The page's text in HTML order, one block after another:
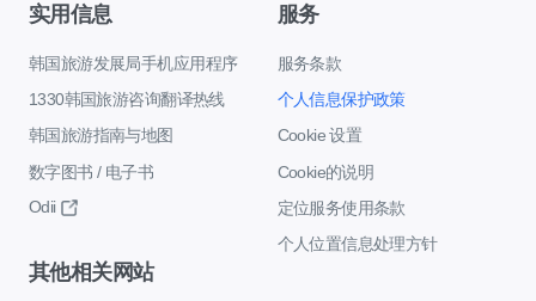
实用信息
韩国旅游发展局手机应用程序
1330韩国旅游咨询翻译热线
韩国旅游指南与地图
数字图书 / 电子书
Odii
服务
服务条款
个人信息保护政策
Cookie 设置
Cookie的说明
定位服务使用条款
个人位置信息处理方针
其他相关网站